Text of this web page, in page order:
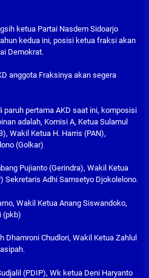
ketua Partai Nasdem Sidoarjo
kedua ini, posisi ketua fraksi akan
Demokrat.
anggota Fraksinya akan segera
paruh pertama AKD saat ini, komposisi
adalah, Komisi A, Ketua Sulamul
Wakil Ketua H. Harris (PAN),
(Golkar)
Pujianto (Gerindra), Wakil Ketua
Sekretaris Adhi Samsetyo Djokolelono.
Wakil Ketua Anang Siswandoko,
(pkb)
Dhamroni Chudlori, Wakil Ketua Zahlul
(PDIP), Wk ketua Deni Haryanto